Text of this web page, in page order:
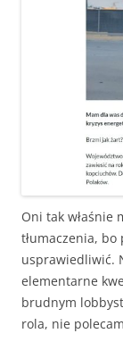
Oni tak właśnie
tłumaczenia, bo
usprawiedliwić.
elementarne
brudnym
rola, nie